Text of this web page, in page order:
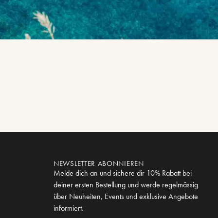
NEWSLETTER ABONNIEREN
Melde dich an und sichere dir 10% Rabatt bei
deiner ersten Bestellung und werde regelmässig
über Neuheiten, Events und exklusive Angebote
informiert.